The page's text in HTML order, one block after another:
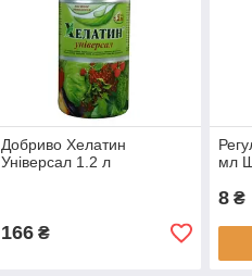
Добриво Хелатин
Універсал 1.2 л
166₴
мл
8 ₴